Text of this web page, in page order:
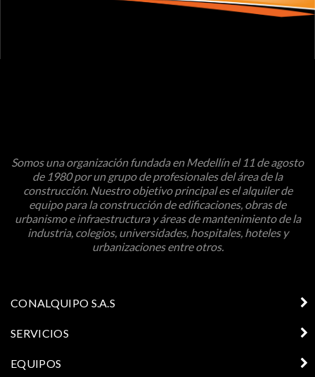
Somos una organización fundada en Medellín el 11 de agosto
de 1980 por un grupo de profesionales del área de la
construcción. Nuestro objetivo principal es el alquiler de
equipo para la construcción de edificaciones, obras de
urbanismo e infraestructura y áreas de mantenimiento de la
industria, colegios, universidades, hospitales, hoteles y
urbanizaciones entre otros.
CONALQUIPO S.A.S
SERVICIOS
EQUIPOS